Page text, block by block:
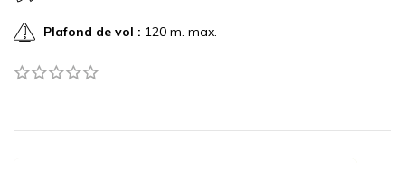
Plafond de vol : 120 m. max.